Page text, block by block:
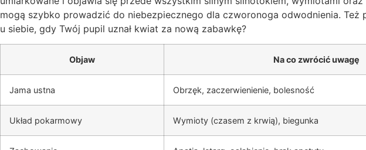
mogą szybko prowadzić do niebezpiecznego dla czworonoga odwodnienia. Też
u siebie, gdy Twój pupil uznał kwiat za nową zabawkę?
Objaw Na co zwrócić uwagę
Jama ustna Obrzęk, zaczerwienienie, bolesność
Układ pokarmowy Wymioty (czasem z krwią), biegunka